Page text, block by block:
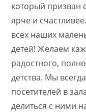
который призван
ярче и
всех наших
детей! Желаем
радостного,
детства. Мы
посетителей в
делиться с ними